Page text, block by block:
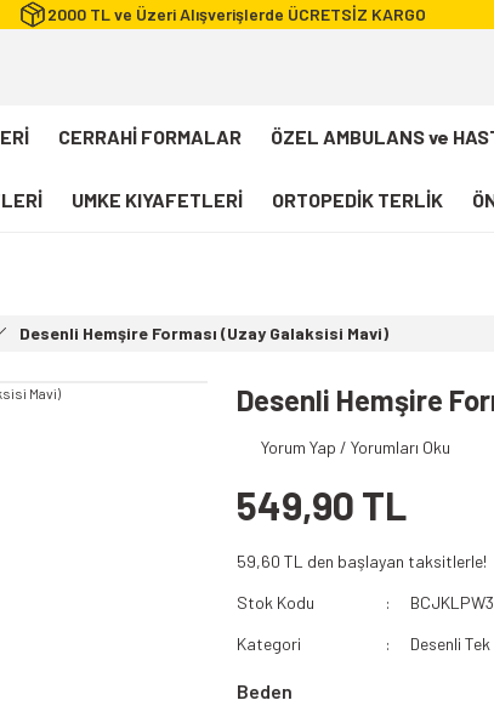
2000 TL ve Üzeri Alışverişlerde ÜCRETSİZ KARGO
CERRAHİ FORMALAR ÖZEL AMBULANS ve
UMKE KIYAFETLERİ ORTOPEDİK TERLİK
Paramedik T-shirt
112 Paramedik Yelek
112 Acil Sağlık Polar
Paramedik Swit
Desenli Hemşire Forması (Uzay Galaksisi Mavi)
Desenli Hemşire
Yorum Yap / Yorumları Oku
549,90 TL
59,60 TL den başlayan taksitlerle!
Stok Kodu
BCJKLPW3
Kategori
Desenli
Beden